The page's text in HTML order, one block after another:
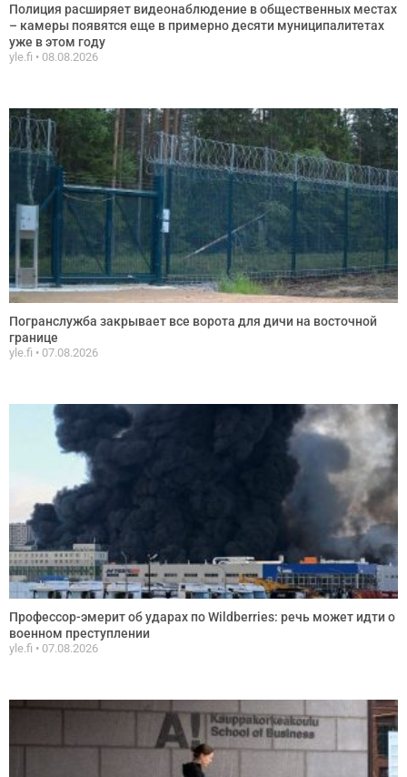
Полиция расширяет видеонаблюдение в общественных местах
– камеры появятся еще в примерно десяти муниципалитетах
уже в этом году
yle.fi 08.08.2026
Погранслужба закрывает все ворота для дичи на восточной
границе
yle.fi 07.08.2026
Профессор-эмерит об ударах по Wildberries: речь может идти о
военном преступлении
yle.fi 07.08.2026